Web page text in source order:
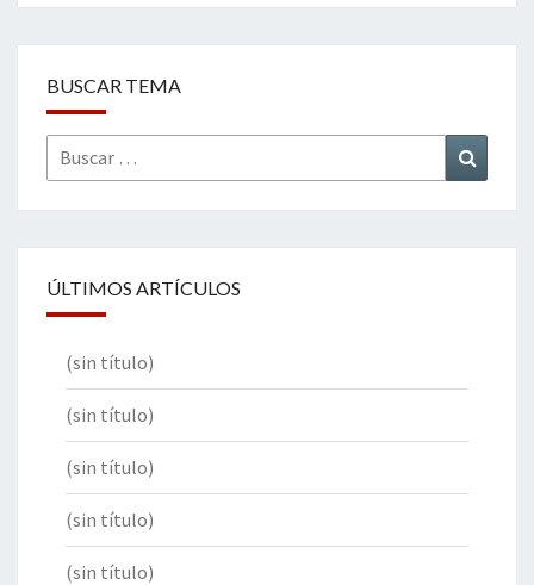
BUSCAR TEMA
Buscar
por:
ÚLTIMOS ARTÍCULOS
(sin título)
(sin título)
(sin título)
(sin título)
(sin título)